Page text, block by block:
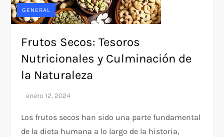
GENERAL
Frutos Secos: Tesoros
Nutricionales y Culminación de
la Naturaleza
Los frutos secos han sido una parte fundamental
de la dieta humana a lo largo de la historia,